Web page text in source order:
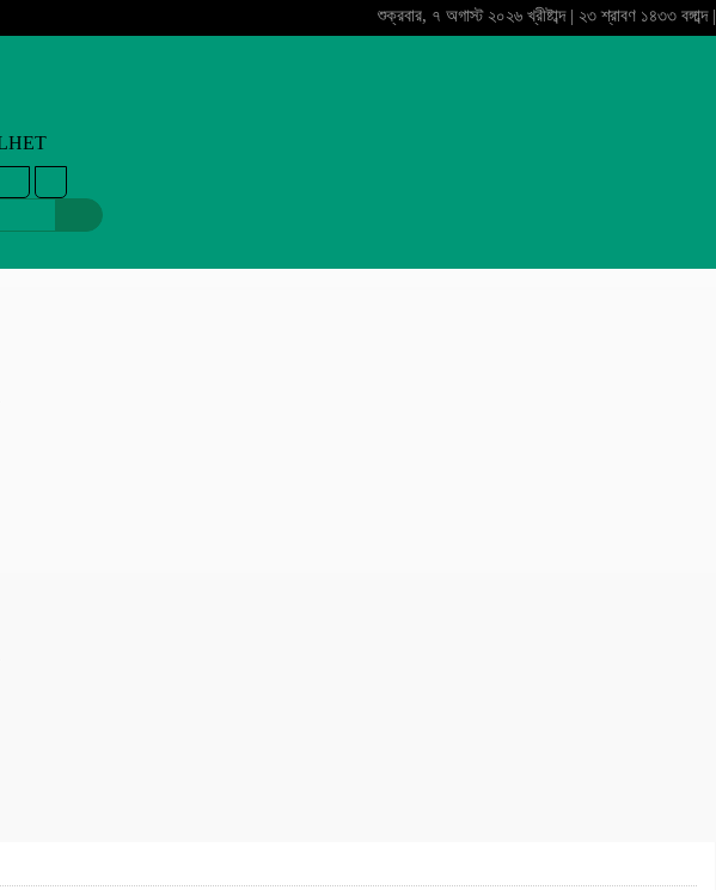
শুক্রবার, ৭ অগাস্ট ২০২৬ খ্রীষ্টাব্দ | ২৩ শ্রাবণ ১৪৩৩ বঙ্গাব্দ |